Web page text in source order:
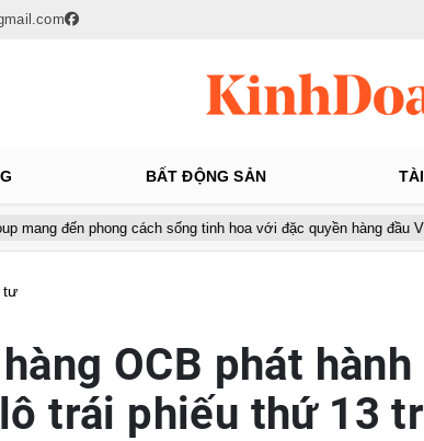
BẤT ĐỘNG SẢN
cách sống tinh hoa với đặc quyền hàng đầu Việt Nam
tư
OCB phát
trái phiếu thứ 13